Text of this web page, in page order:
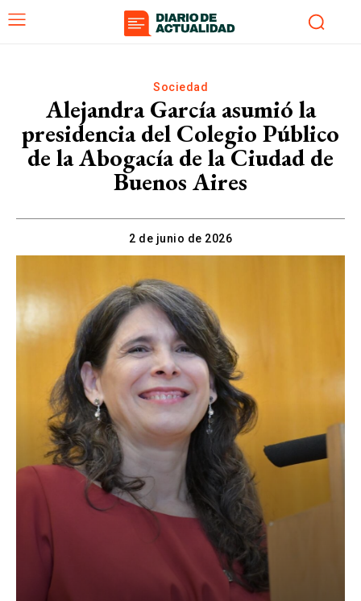
Sociedad
Alejandra García asumió la
presidencia del Colegio Público
de la Abogacía de la Ciudad de
Buenos Aires
2 de junio de 2026